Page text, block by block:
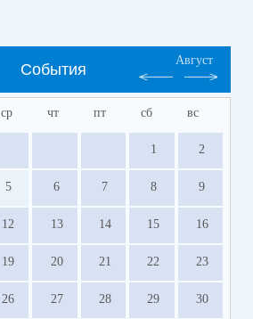
События
Август
ср чт пт сб вс
1 2
5 6 7 8 9
12 13 14 15 16
19 20 21 22 23
26 27 28 29 30